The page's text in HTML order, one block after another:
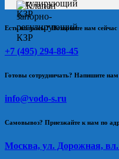
Есть вопросы? Позвоните нам сейчас
+7 (495) 294-88-45
Готовы сотрудничать? Напишите нам
info@vodo-s.ru
Самовывоз? Приезжайте к нам по
Москва, ул. Дорожная, вл.